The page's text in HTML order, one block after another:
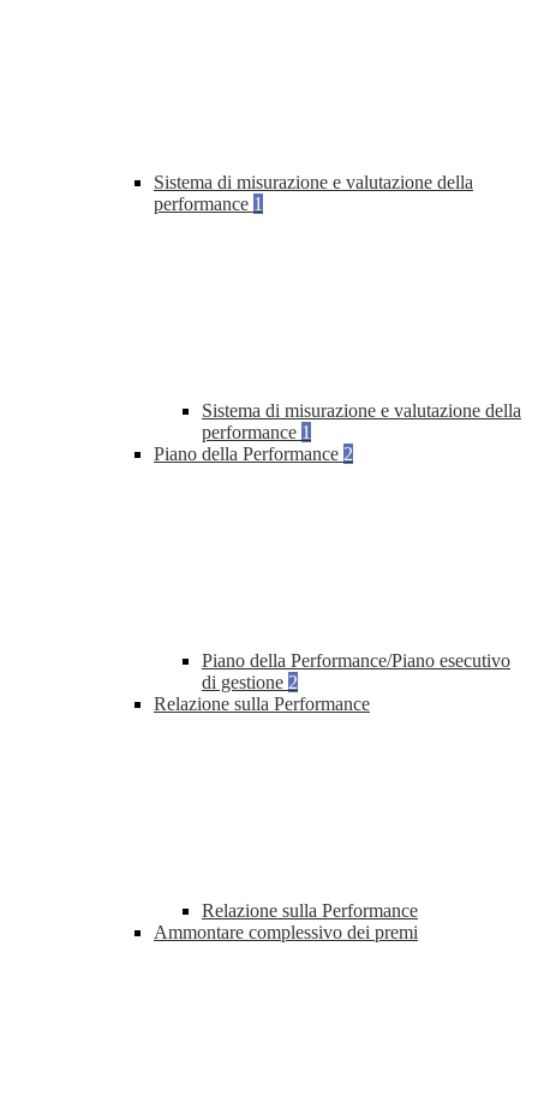
Sistema di misurazione e valutazione della
performance 1
Sistema di misurazione e valutazione della
performance 1
Piano della Performance 2
Piano della Performance/Piano esecutivo
di gestione 2
Relazione sulla Performance
Relazione sulla Performance
Ammontare complessivo dei premi